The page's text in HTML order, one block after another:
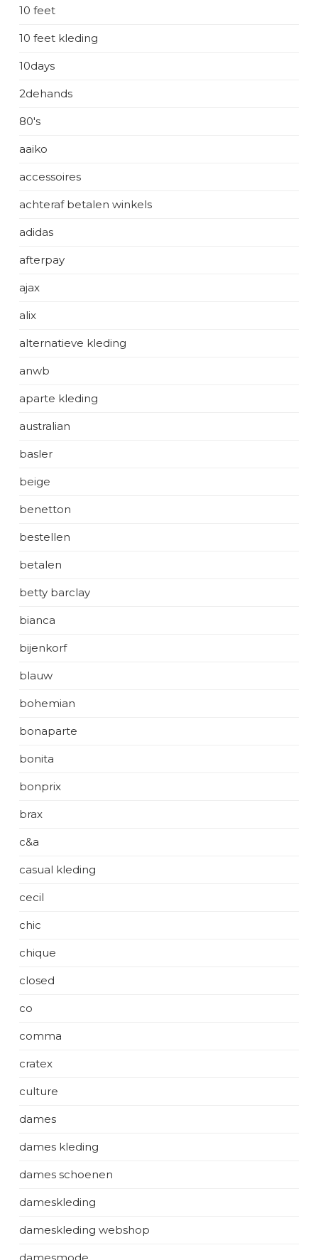
10 feet
10 feet kleding
10days
2dehands
80's
aaiko
accessoires
achteraf betalen winkels
adidas
afterpay
ajax
alix
alternatieve kleding
anwb
aparte kleding
australian
basler
beige
benetton
bestellen
betalen
betty barclay
bianca
bijenkorf
blauw
bohemian
bonaparte
bonita
bonprix
brax
c&a
casual kleding
cecil
chic
chique
closed
co
comma
cratex
culture
dames
dames kleding
dames schoenen
dameskleding
dameskleding webshop